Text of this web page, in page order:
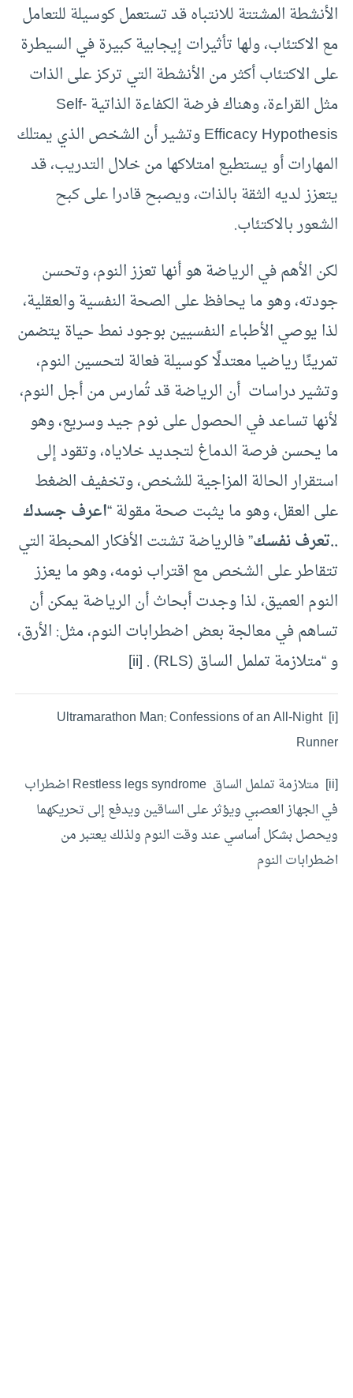
الأنشطة المشتتة للانتباه قد تستعمل كوسيلة للتعامل
مع الاكتئاب، ولها تأثيرات إيجابية كبيرة في السيطرة
على الاكتئاب أكثر من الأنشطة التي تركز على الذات
مثل القراءة، وهناك فرضة الكفاءة الذاتية Self-
Efficacy Hypothesis وتشير أن الشخص الذي يمتلك
المهارات أو يستطيع امتلاكها من خلال التدريب، قد
يتعزز لديه الثقة بالذات، ويصبح قادرا على كبح
الشعور بالاكتئاب.
لكن الأهم في الرياضة هو أنها تعزز النوم، وتحسن
جودته، وهو ما يحافظ على الصحة النفسية والعقلية،
لذا يوصي الأطباء النفسيين بوجود نمط حياة يتضمن
تمرينًا رياضيا معتدلًا كوسيلة فعالة لتحسين النوم،
وتشير دراسات أن الرياضة قد تُمارس من أجل النوم،
لأنها تساعد في الحصول على نوم جيد وسريع، وهو
ما يحسن فرصة الدماغ لتجديد خلاياه، وتقود إلى
استقرار الحالة المزاجية للشخص، وتخفيف الضغط
على العقل، وهو ما يثبت صحة مقولة “اعرف جسدك
..تعرف نفسك” فالرياضة تشتت الأفكار المحبطة التي
تتقاطر على الشخص مع اقتراب نومه، وهو ما يعزز
النوم العميق، لذا وجدت أبحاث أن الرياضة يمكن أن
تساهم في معالجة بعض اضطرابات النوم، مثل: الأرق،
و “متلازمة تململ الساق (RLS) . [ii]
[i] Ultramarathon Man: Confessions of an All-Night
Runner
[ii] متلازمة تململ الساق Restless legs syndrome اضطراب
في الجهاز العصبي ويؤثر على الساقين ويدفع إلى تحريكهما
ويحصل بشكل أساسي عند وقت النوم ولذلك يعتبر من
اضطرابات النوم